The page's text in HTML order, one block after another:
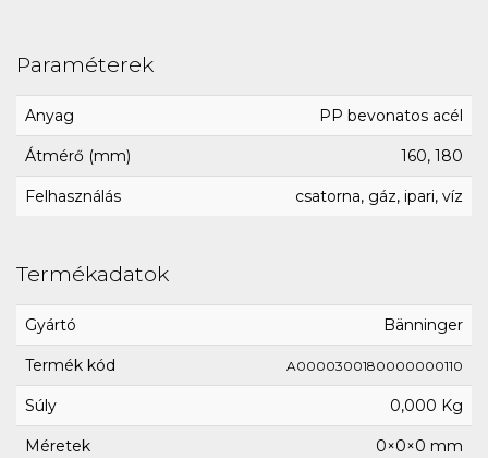
Paraméterek
Anyag PP bevonatos acél
Átmérő (mm) 160, 180
Felhasználás csatorna, gáz, ipari, víz
Termékadatok
Gyártó Bänninger
Termék kód A0000300180000000110
Súly 0,000 Kg
Méretek 0×0×0 mm